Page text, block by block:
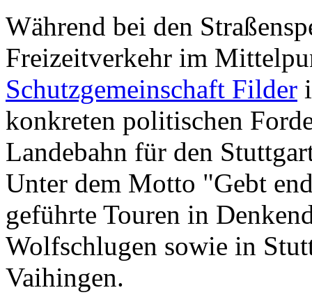
Während bei den
Freizeitverkehr im
Schutzgemeinschaft Filder
konkreten politischen
Landebahn für den
Unter dem Motto "Gebt
geführte Touren in
Wolfschlugen sowie in
Vaihingen.